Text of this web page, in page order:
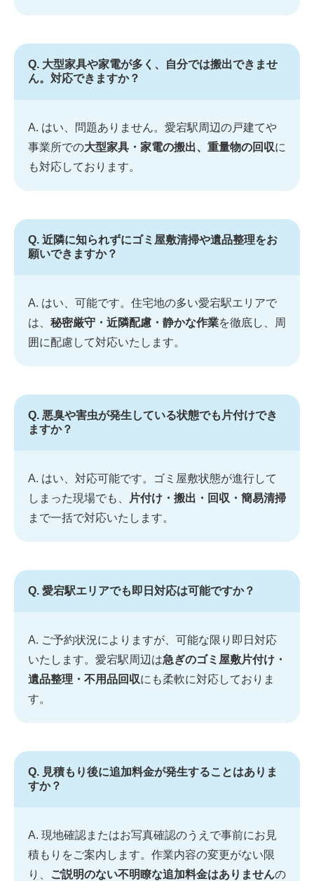
Q. 大型家具や家電が多く、自分では搬出できませ
ん。対応できますか？
A. はい、問題ありません。愛宕駅周辺の戸建てや
事業所での大型家具・家電の搬出、重量物の回収に
も対応しております。
Q. 近隣に知られずにゴミ屋敷清掃や遺品整理をお
願いできますか？
A. はい、可能です。住宅地の多い愛宕駅エリアで
は、 秘密厳守・近隣配慮・静かな作業を徹底し、周
囲に配慮して対応いたします。
Q. 悪臭や害虫が発生している状態でも片付けでき
ますか？
A. はい、対応可能です。ゴミ屋敷状態が進行して
しまった現場でも、
片付け・搬出・回収・簡易清掃
まで一括で対応いたします。
Q. 愛宕駅エリアでも即日対応は可能ですか？
A. ご予約状況によりますが、可能な限り即日対応
いたします。愛宕駅周辺は急ぎのゴミ屋敷片付け・
遺品整理・不用品回収にも柔軟に対応しておりま
す。
Q. 見積もり後に追加料金が発生することはありま
すか？
A. 現地確認またはお写真確認のうえで事前にお見
積もりをご案内します。作業内容の変更がない限
り、
ご説明のない不明瞭な追加料金はありませんの